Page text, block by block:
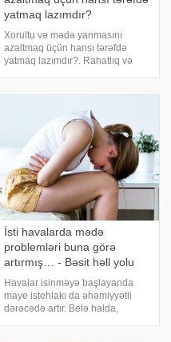
yatmaq lazımdır?
Xorultu və mədə yanmasını
azaltmaq üçün hansı tərəfdə
yatmaq lazımdır?. Rahatlıq və
istinadən bildirir ki, nevroloqlar
yan və ya arxa üst
İsti havalarda mədə
problemləri buna görə
artırmış… - Bəsit həll yolu
Havalar isinməyə başlayanda
maye istehlakı da əhəmiyyətli
dərəcədə artır. Belə halda,